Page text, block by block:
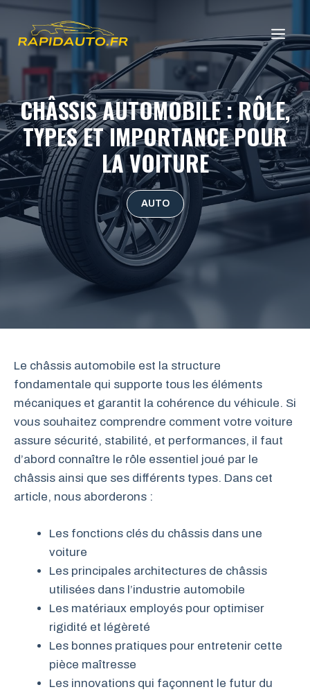
Aller
contenu
CHÂSSIS AUTOMOBILE : RÔLE,
TYPES ET IMPORTANCE POUR
LA VOITURE
AUTO
Le châssis automobile est la structure
fondamentale qui supporte tous les éléments
mécaniques et garantit la cohérence du véhicule. Si
vous souhaitez comprendre comment votre voiture
assure sécurité, stabilité, et performances, il faut
d’abord connaître le rôle essentiel joué par le
châssis ainsi que ses différents types. Dans cet
article, nous aborderons :
Les fonctions clés du châssis dans une
voiture
Les principales architectures de châssis
utilisées dans l’industrie automobile
Les matériaux employés pour optimiser
rigidité et légèreté
Les bonnes pratiques pour entretenir cette
pièce maîtresse
Les innovations qui façonnent le futur du